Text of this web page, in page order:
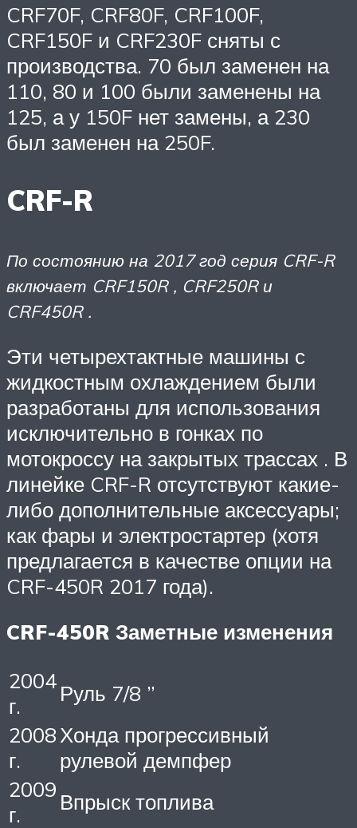
CRF70F, CRF80F, CRF100F,
CRF150F и CRF230F сняты с
производства. 70 был заменен на
110, 80 и 100 были заменены на
125, а у 150F нет замены, а 230
был заменен на 250F.
CRF-R
По состоянию на 2017 год серия CRF-R
включает CRF150R , CRF250R и
CRF450R .
Эти четырехтактные машины с
жидкостным охлаждением были
разработаны для использования
исключительно в гонках по
мотокроссу на закрытых трассах . В
линейке CRF-R отсутствуют какие-
либо дополнительные аксессуары;
как фары и электростартер (хотя
предлагается в качестве опции на
CRF-450R 2017 года).
CRF-450R Заметные изменения
2004
г.
Руль 7/8 ”
2008
г.
Хонда прогрессивный
рулевой демпфер
2009
г.
Впрыск топлива